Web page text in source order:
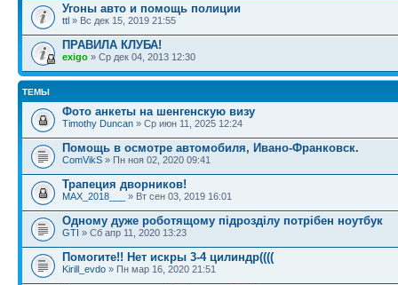
Угоны авто и помощь полиции
ttl » Вс дек 15, 2019 21:55
ПРАВИЛА КЛУБА!
exigo » Ср дек 04, 2013 12:30
ТЕМЫ
Фото анкеты на шенгенскую визу
Timothy Duncan » Ср июн 11, 2025 12:24
Помощь в осмотре автомобиля, Ивано-Франковск.
ComVikS » Пн ноя 02, 2020 09:41
Трапеция дворников!
MAX_2018___ » Вт сен 03, 2019 16:01
Одному дуже роботящому підрозділу потрібен ноутбук
GTI » Сб апр 11, 2020 13:23
Помогите!! Нет искры 3-4 цилиндр((((
Kirill_evdo » Пн мар 16, 2020 21:51